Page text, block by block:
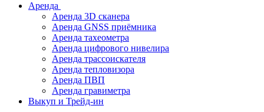
Нивелиры
Теодолиты
Трассоискатели
Неразрушающий
контроль
Аксессуары
Аренда
Аренда 3D сканера
Аренда GNSS приёмника
Аренда тахеометра
Аренда цифрового нивелира
Аренда трассоискателя
Аренда тепловизора
Аренда ПВП
Аренда гравиметра
Выкуп и Трейд-ин